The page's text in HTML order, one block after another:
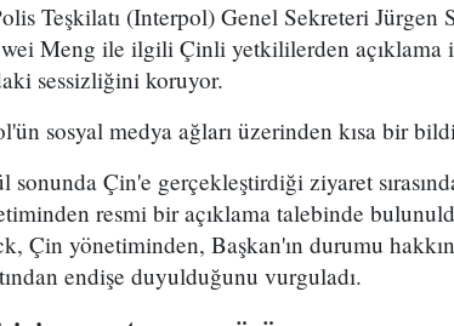
Teşkilatı (Interpol) Genel Sekreteri
Meng ile ilgili Çinli yetkililerden
sessizliğini koruyor.
sosyal medya ağları üzerinden kısa bir
sonunda Çin'e gerçekleştirdiği ziyaret
resmi bir açıklama talebinde
Çin yönetiminden, Başkan'ın durumu
endişe duyulduğunu vurguladı.